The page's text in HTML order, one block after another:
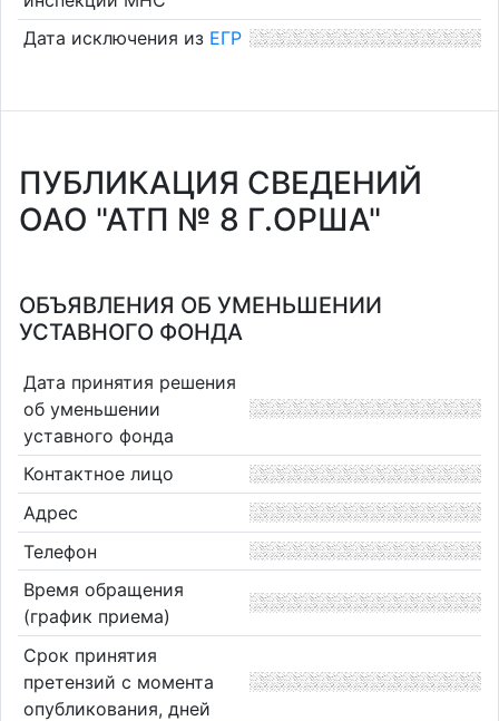
Дата исключения из ЕГР
ПУБЛИКАЦИЯ СВЕДЕНИЙ
ОАО "АТП № 8 Г.ОРША"
ОБЪЯВЛЕНИЯ ОБ УМЕНЬШЕНИИ
УСТАВНОГО ФОНДА
Дата принятия решения
об уменьшении
уставного фонда
Контактное лицо
Адрес
Телефон
Время обращения
(график приема)
Срок принятия
претензий с момента
опубликования, дней